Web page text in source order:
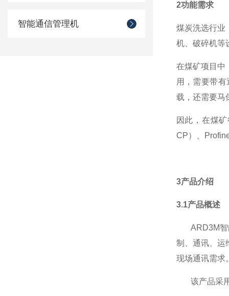
智能通信管理机
2功能需求
煤炭洗选行业
机、破碎机等
在煤矿项目中
用，需要带
载，还需要马
因此，在煤
CP）、
3产品介绍
3.1产品概述
ARD3M
制、通讯、运
现场通讯需求
该产品采